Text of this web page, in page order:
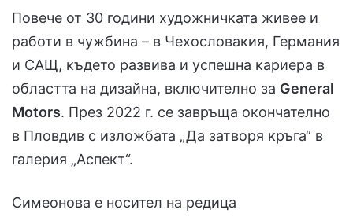
Повече от 30 години художничката живее и
работи в чужбина – в Чехословакия, Германия
и САЩ, където развива и успешна кариера в
областта на дизайна, включително за General
Motors. През 2022 г. се завръща окончателно
в Пловдив с изложбата „Да затворя кръга“ в
галерия „Аспект“.
Симеонова е носител на редица